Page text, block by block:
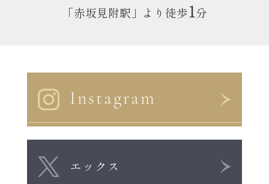
「赤坂見附駅」より徒歩1 分
Instagram
エックス